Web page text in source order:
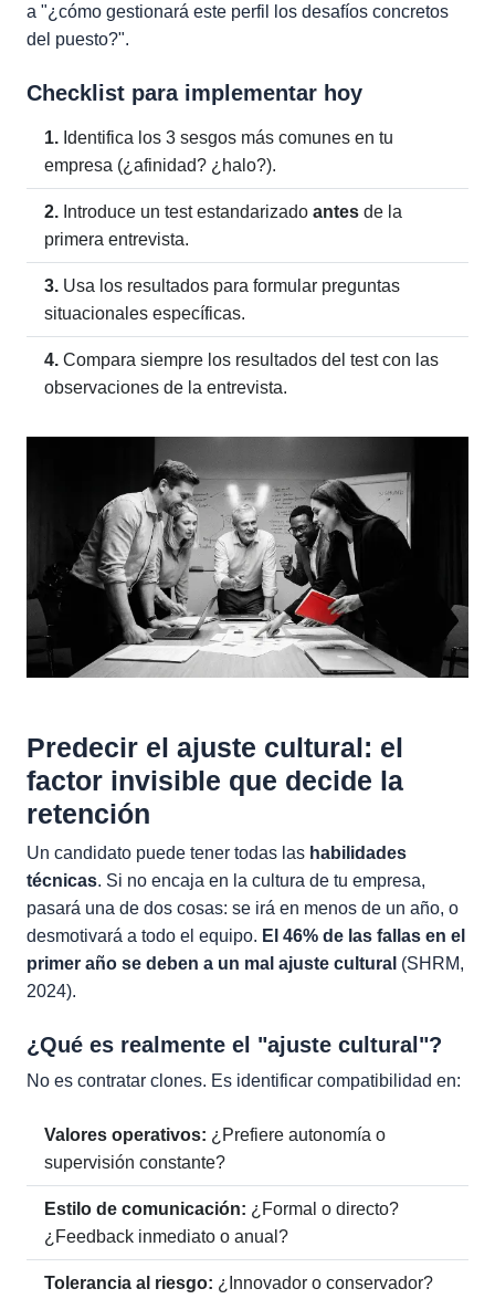
a "¿cómo gestionará este perfil los desafíos concretos
del puesto?".
Checklist para implementar hoy
1. Identifica los 3 sesgos más comunes en tu
empresa (¿afinidad? ¿halo?).
2. Introduce un test estandarizado antes de la
primera entrevista.
3. Usa los resultados para formular preguntas
situacionales específicas.
4. Compara siempre los resultados del test con las
observaciones de la entrevista.
Predecir el ajuste cultural: el
factor invisible que decide la
retención
Un candidato puede tener todas las habilidades
técnicas. Si no encaja en la cultura de tu empresa,
pasará una de dos cosas: se irá en menos de un año, o
desmotivará a todo el equipo. El 46% de las fallas en el
primer año se deben a un mal ajuste cultural (SHRM,
2024).
¿Qué es realmente el "ajuste cultural"?
No es contratar clones. Es identificar compatibilidad en:
Valores operativos: ¿Prefiere autonomía o
supervisión constante?
Estilo de comunicación: ¿Formal o directo?
¿Feedback inmediato o anual?
Tolerancia al riesgo: ¿Innovador o conservador?